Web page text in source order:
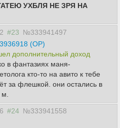
УХБЛЯ НЕ ЗРЯ НА
#23 №333941497
(OP)
дополнительный доход
в фантазиях маня-
кто-то на авито к тебе
за флешкой. они остались в
#24 №333941558